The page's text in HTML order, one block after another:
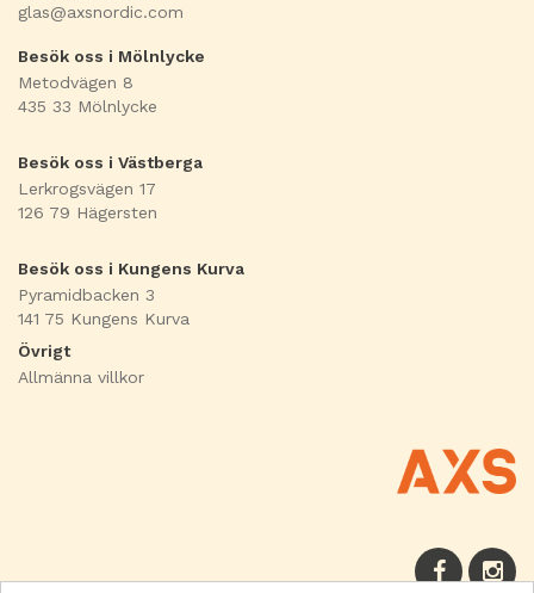
glas@axsnordic.com
Besök oss i Mölnlycke
Metodvägen 8
435 33 Mölnlycke
Besök oss i Västberga
Lerkrogsvägen 17
126 79 Hägersten
Besök oss i Kungens Kurva
Pyramidbacken 3
141 75 Kungens Kurva
Övrigt
Allmänna villkor